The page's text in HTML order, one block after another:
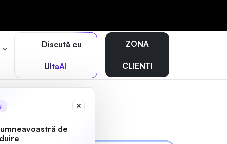
Discută cu
UltaAI
de
ZONA
CLIENTI